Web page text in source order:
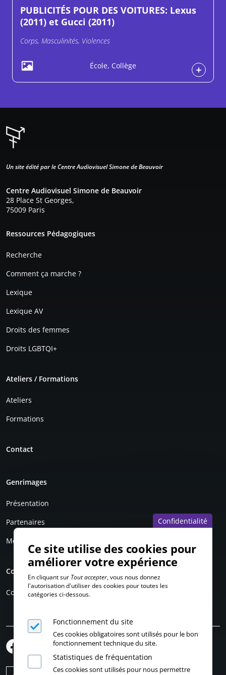
PUBLICITÉS POUR DES VOITURES: Lexus
(2011) et Gucci (2011)
Corps, Masculinités, Violences
École, Collège
Un site édité par le Centre Audiovisuel Simone de Beauvoir
Centre Audiovisuel Simone de Beauvoir
28 Place St Georges,
75009 Paris
Ressources Pédagogiques
Recherche
Comment ça marche ?
Lexique
Lexique AV
Droits des femmes
Droits LGBTQI+
Ateliers / Formations
Ateliers
Formations
Contact
Genrimages
Présentation
Partenaires
Mentions légales
Compte personnel
Connexion
Confidentialité
Ce site utilise des cookies pour
améliorer votre expérience
En cliquant sur Tout accepter, vous nous donnez
l'autorisation d'utiliser des cookies pour toutes les
catégories ci-dessous.
Fonctionnement du site
Ces cookies obligatoires sont utilisés pour le bon
fonctionnement technique du site.
Statistiques de fréquentation
Ces cookies sont utilisés pour nous permettre